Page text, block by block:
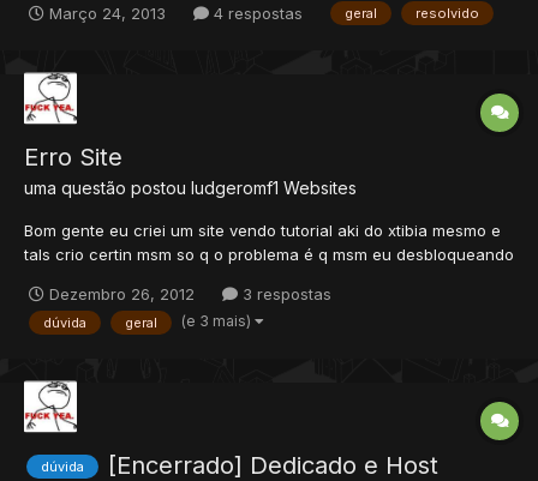
quando vc passa no trono vc poder pegar certos certos itens
Março 24, 2013 4 respostas geral resolvido
Erro Site
uma questão postou ludgeromf1 Websites
Bom gente eu criei um site vendo tutorial aki do xtibia mesmo e
tals crio certin msm so q o problema é q msm eu desbloqueando
xamp la so eu acesso os outros n conseguem entrar e tpw
outra duvida tem problema eu criar o site aki no pc q eu...
Dezembro 26, 2012 3 respostas
dúvida geral (e 3 mais)
dúvida [Encerrado] Dedicado e Host